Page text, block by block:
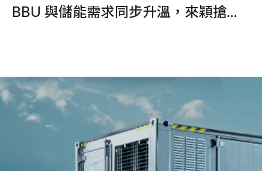
BBU 與儲能需求同步升溫，來穎搶攻 AI 資料中心商機